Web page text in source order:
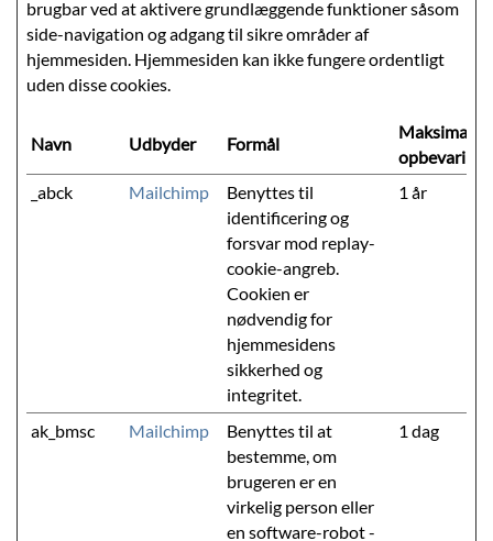
brugbar ved at aktivere grundlæggende funktioner såsom
side-navigation og adgang til sikre områder af
hjemmesiden. Hjemmesiden kan ikke fungere ordentligt
uden disse cookies.
Navn Udbyder Formål
Maksimal
_abck
Mailchimp
Benyttes til
identificering og
forsvar mod replay-
cookie-angreb.
Cookien er
nødvendig for
hjemmesidens
sikkerhed og
integritet.
1 år
ak_bmsc Mailchimp
Benyttes til at
bestemme, om
brugeren er en
virkelig person eller
en software-robot -
1 dag